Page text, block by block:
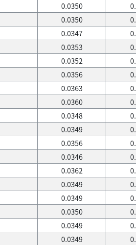
0.0350
0.0350
0.0347
0.0353
0.0352
0.0356
0.0363
0.0360
0.0348
0.0349
0.0356
0.0346
0.0362
0.0349
0.0349
0.0350
0.0349
0.0349